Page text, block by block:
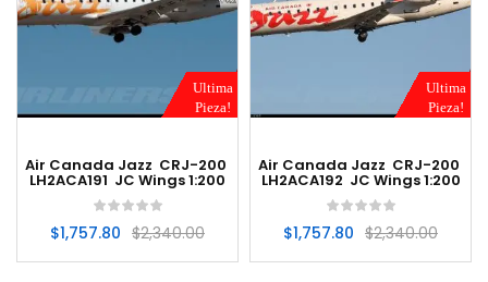
Ultima
Pieza!
Air Canada Jazz CRJ-200
LH2ACA191 JC Wings 1:200
$2,340.00
$1,757.80
Ultima
Pieza!
Air Canada Jazz CRJ-200
LH2ACA192 JC Wings 1:200
$2,340.00
$1,757.80